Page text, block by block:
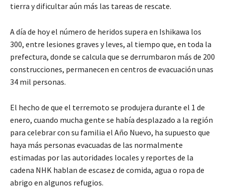
tierra y dificultar aún más las tareas de rescate.
A día de hoy el número de heridos supera en Ishikawa los
300, entre lesiones graves y leves, al tiempo que, en toda la
prefectura, donde se calcula que se derrumbaron más de 200
construcciones, permanecen en centros de evacuación unas
34 mil personas.
El hecho de que el terremoto se produjera durante el 1 de
enero, cuando mucha gente se había desplazado a la región
para celebrar con su familia el Año Nuevo, ha supuesto que
haya más personas evacuadas de las normalmente
estimadas por las autoridades locales y reportes de la
cadena NHK hablan de escasez de comida, agua o ropa de
abrigo en algunos refugios.